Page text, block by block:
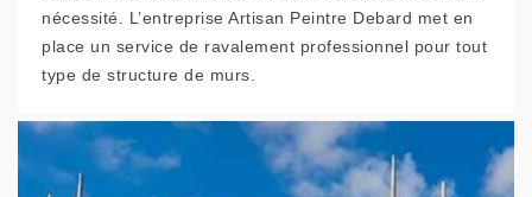
nécessité. L’entreprise Artisan Peintre Debard met en
place un service de ravalement professionnel pour tout
type de structure de murs.